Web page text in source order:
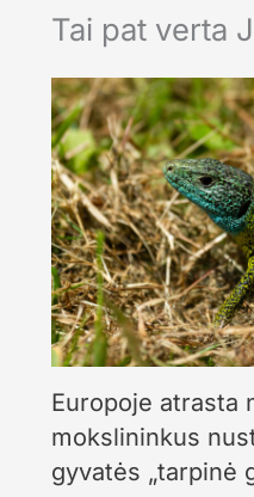
Tai pat verta
Europoje atrasta
mokslininkus
gyvatės „tarpinė